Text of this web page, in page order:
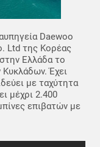
Daewoo
Ltd της Κορέας
Ελλάδα το
Κυκλάδων. Έχει
με ταχύτητα
μέχρι 2.400
επιβατών με